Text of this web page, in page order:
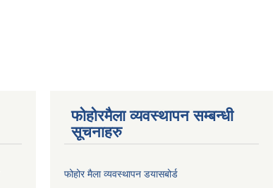
फोहोरमैला व्यवस्थापन सम्बन्धी
सूचनाहरु
फोहोर मैला व्यवस्थापन डयासबोर्ड